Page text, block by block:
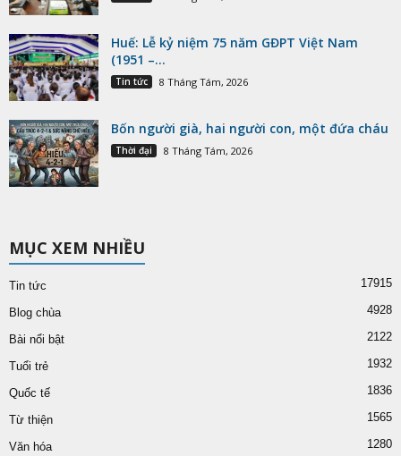
Huế: Lễ kỷ niệm 75 năm GĐPT Việt Nam
(1951 –...
Tin tức 8 Tháng Tám, 2026
Bốn người già, hai người con, một đứa cháu
Thời đại 8 Tháng Tám, 2026
MỤC XEM NHIỀU
Tin tức 17915
Blog chùa 4928
Bài nổi bật 2122
Tuổi trẻ 1932
Quốc tế 1836
Từ thiện 1565
Văn hóa 1280